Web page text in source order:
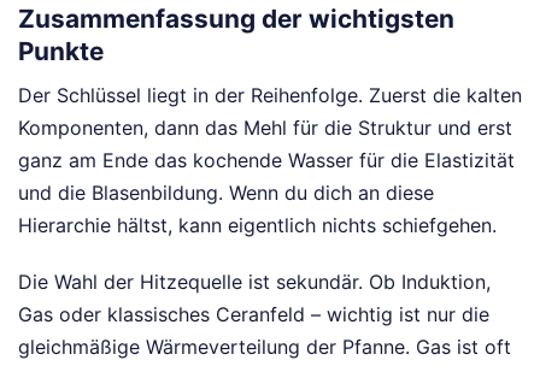
Zusammenfassung der wichtigsten
Punkte
Der Schlüssel liegt in der Reihenfolge. Zuerst die kalten
Komponenten, dann das Mehl für die Struktur und erst
ganz am Ende das kochende Wasser für die Elastizität
und die Blasenbildung. Wenn du dich an diese
Hierarchie hältst, kann eigentlich nichts schiefgehen.
Die Wahl der Hitzequelle ist sekundär. Ob Induktion,
Gas oder klassisches Ceranfeld – wichtig ist nur die
gleichmäßige Wärmeverteilung der Pfanne. Gas ist oft